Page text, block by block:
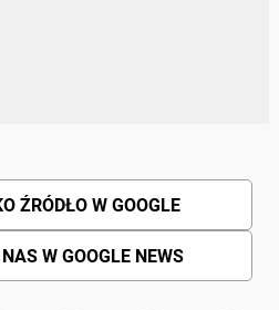
ŹRÓDŁO W GOOGLE
W GOOGLE NEWS